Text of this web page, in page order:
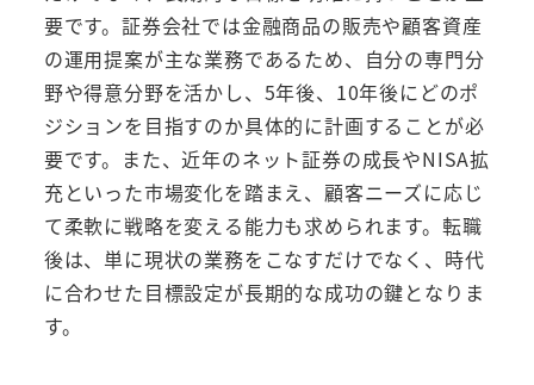
要です。証券会社では金融商品の販売や顧客資産
の運用提案が主な業務であるため、自分の専門分
野や得意分野を活かし、5年後、10年後にどのポ
ジションを目指すのか具体的に計画することが必
要です。また、近年のネット証券の成長やNISA拡
充といった市場変化を踏まえ、顧客ニーズに応じ
て柔軟に戦略を変える能力も求められます。転職
後は、単に現状の業務をこなすだけでなく、時代
に合わせた目標設定が長期的な成功の鍵となりま
す。